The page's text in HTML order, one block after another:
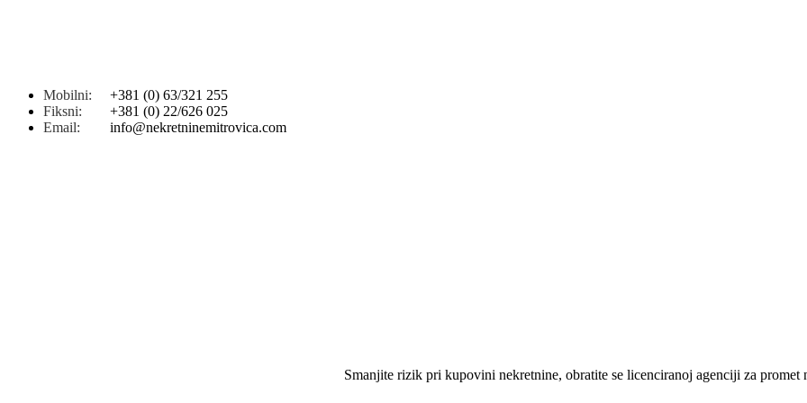
Mobilni:
+381 (0) 63/321 255
Fiksni:
+381 (0) 22/626 025
Email:
info@nekretninemitrovica.com
Smanjite rizik pri kupovini nekretnine, obratite se licenciranoj agenciji za promet